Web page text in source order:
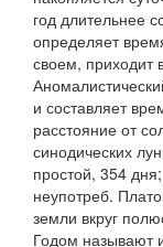
год длительнее
определяет
своем, приходит
и составляет
расстояние от
синодических
простой, 354 дня;
неупотреб.
земли вкруг
Годом называют